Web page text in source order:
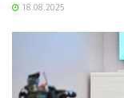
18.08.2025